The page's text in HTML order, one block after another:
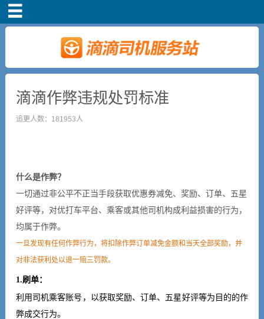
司机注册
新手指导
奖励政策
载
小说短剧
滴滴作弊违规处罚标准
追更人数：181953人
什么是作弊？
一切通过非公平不正当手段获取优惠券减免、奖励、订单、五星
好评等，对优打车平台、乘客或其他司机构成利益损害的行为，
均属于作弊。
一旦发现有任何作弊行为，将扣除作弊订单减免金额和当天全部奖励，并
对非法获利处以退一赔三罚款。
1.刷单：
利用司机乘客账号，以获取奖励、订单、五星好评等为目的的作
弊成交行为。